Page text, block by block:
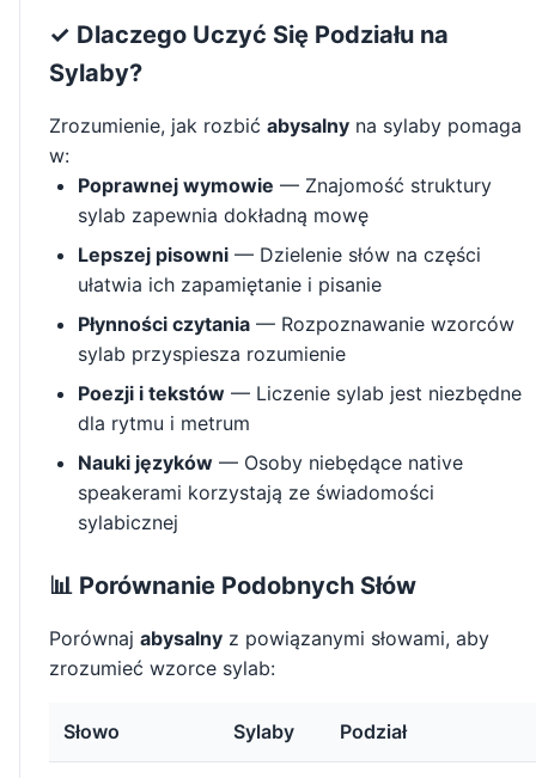
✓ Dlaczego Uczyć Się Podziału na
Sylaby?
Zrozumienie, jak rozbić abysalny na sylaby pomaga
w:
Poprawnej wymowie — Znajomość struktury
sylab zapewnia dokładną mowę
Lepszej pisowni — Dzielenie słów na części
ułatwia ich zapamiętanie i pisanie
Płynności czytania — Rozpoznawanie wzorców
sylab przyspiesza rozumienie
Poezji i tekstów — Liczenie sylab jest niezbędne
dla rytmu i metrum
Nauki języków — Osoby niebędące native
speakerami korzystają ze świadomości
sylabicznej
📊 Porównanie Podobnych Słów
Porównaj abysalny z powiązanymi słowami, aby
zrozumieć wzorce sylab:
Słowo Sylaby Podział